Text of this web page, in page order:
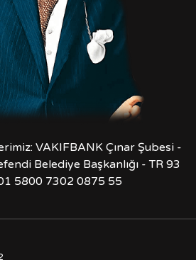
VAKIFBANK Çınar Şubesi -
Belediye Başkanlığı - TR 93
5800 7302 0875 55